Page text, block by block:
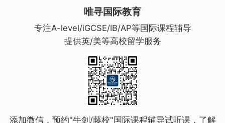
唯寻国际教育
专注A-level/iGCSE/IB/AP等国际课程辅导
提供英/美等高校留学服务
添加微信，预约"牛剑/藤校"国际课程辅导试听课，了解